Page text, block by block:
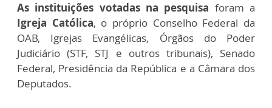
As instituições votadas na pesquisa foram a
Igreja Católica, o próprio Conselho Federal da
OAB, Igrejas Evangélicas, Órgãos do Poder
Judiciário (STF, STJ e outros tribunais), Senado
Federal, Presidência da República e a Câmara dos
Deputados.